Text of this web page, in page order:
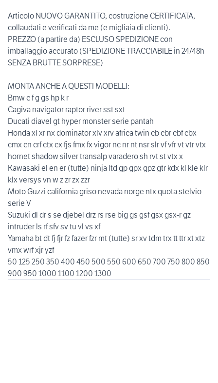
Articolo NUOVO GARANTITO, costruzione CERTIFICATA,
collaudati e verificati da me (e migliaia di clienti).
PREZZO (a partire da) ESCLUSO SPEDIZIONE con
imballaggio accurato (SPEDIZIONE TRACCIABILE in 24/48h
SENZA BRUTTE SORPRESE)
MONTA ANCHE A QUESTI MODELLI:
Bmw c f g gs hp k r
Cagiva navigator raptor river sst sxt
Ducati diavel gt hyper monster serie pantah
Honda xl xr nx dominator xlv xrv africa twin cb cbr cbf cbx
cmx cn crf ctx cx fjs fmx fx vigor nc nr nt nsr slr vf vfr vt vtr vtx
hornet shadow silver transalp varadero sh rvt st vtx x
Kawasaki el en er (tutte) ninja ltd gp gpx gpz gtr kdx kl kle klr
klx versys vn w z zr zx zzr
Moto Guzzi california griso nevada norge ntx quota stelvio
serie V
Suzuki dl dr s se djebel drz rs rse big gs gsf gsx gsx-r gz
intruder ls rf sfv sv tu vl vs xf
Yamaha bt dt fj fjr fz fazer fzr mt (tutte) sr xv tdm trx tt ttr xt xtz
vmx wrf xjr yzf
50 125 250 350 400 450 500 550 600 650 700 750 800 850
900 950 1000 1100 1200 1300